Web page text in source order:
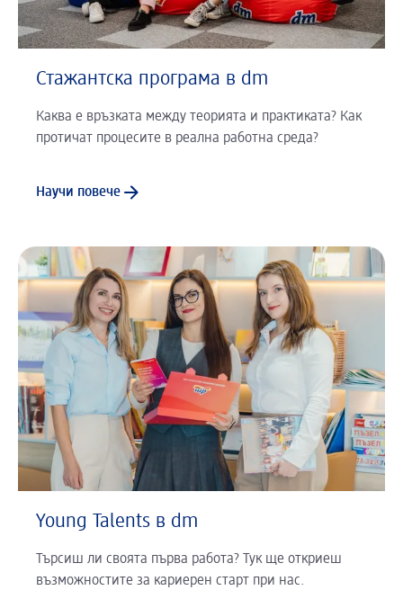
Стажантска програма в dm
Каква е връзката между теорията и практиката? Как
протичат процесите в реална работна среда?
Научи повече
Young Talents в dm
Търсиш ли своята първа работа? Тук ще откриеш
възможностите за кариерен старт при нас.